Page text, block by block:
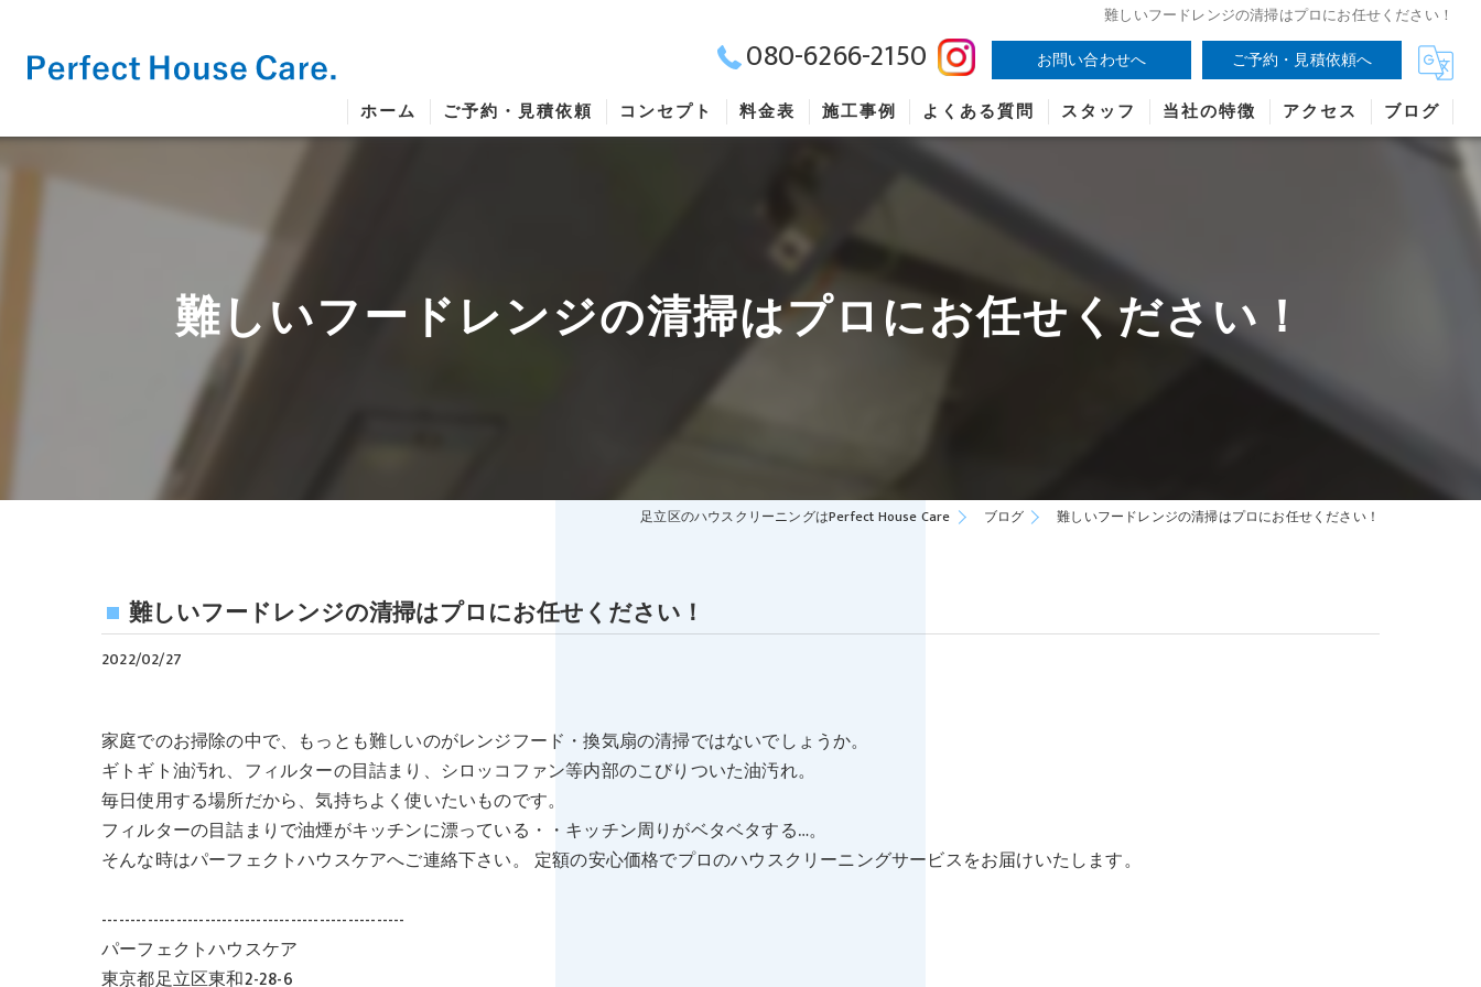
難しいフードレンジの清掃はプロにお任せください！
080-6266-2150 お問い合わせへ ご予約・見積依頼へ
ホーム ご予約・見積依頼 コンセプト 料金表 施工事例 よくある質問 スタッフ 当社の特徴 アクセス ブログ
難しいフードレンジの清掃はプロにお任せください！
足立区のハウスクリーニングはPerfect House Care ブログ 難しいフードレンジの清掃はプロにお任せください！
難しいフードレンジの清掃はプロにお任せください！
2022/02/27
家庭でのお掃除の中で、もっとも難しいのがレンジフード・換気扇の清掃ではないでしょうか。
ギトギト油汚れ、フィルターの目詰まり、シロッコファン等内部のこびりついた油汚れ。
毎日使用する場所だから、気持ちよく使いたいものです。
フィルターの目詰まりで油煙がキッチンに漂っている・・キッチン周りがベタベタする…。
そんな時はパーフェクトハウスケアへご連絡下さい。 定額の安心価格でプロのハウスクリーニングサービスをお届けいたします。
-----------------------------------------------------
パーフェクトハウスケア
東京都足立区東和2-28-6